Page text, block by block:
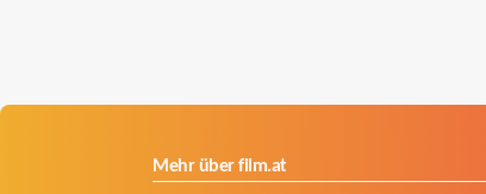
Mehr über film.at